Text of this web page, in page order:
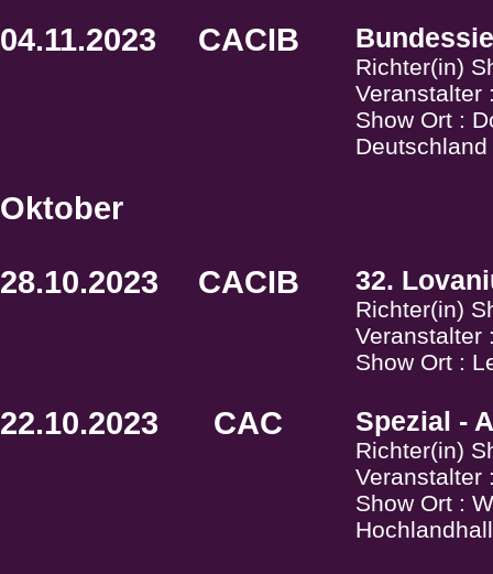
04.11.2023 CACIB
Richter(in)
Veranstalter
Show Ort :
Deutschland
Oktober
28.10.2023 CACIB 32.
Richter(in)
Veranstalter
Show Ort :
22.10.2023 CAC Spezial -
Richter(in)
Veranstalter
Show Ort :